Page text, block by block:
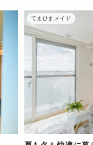
てまひまメイド